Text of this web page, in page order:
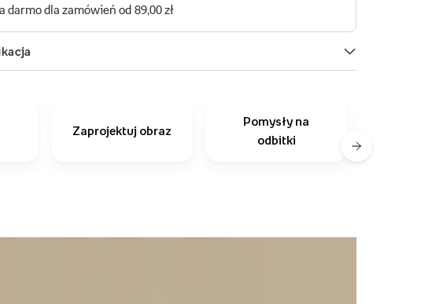
Zaprojektuj obraz
Pomysły na
odbitki